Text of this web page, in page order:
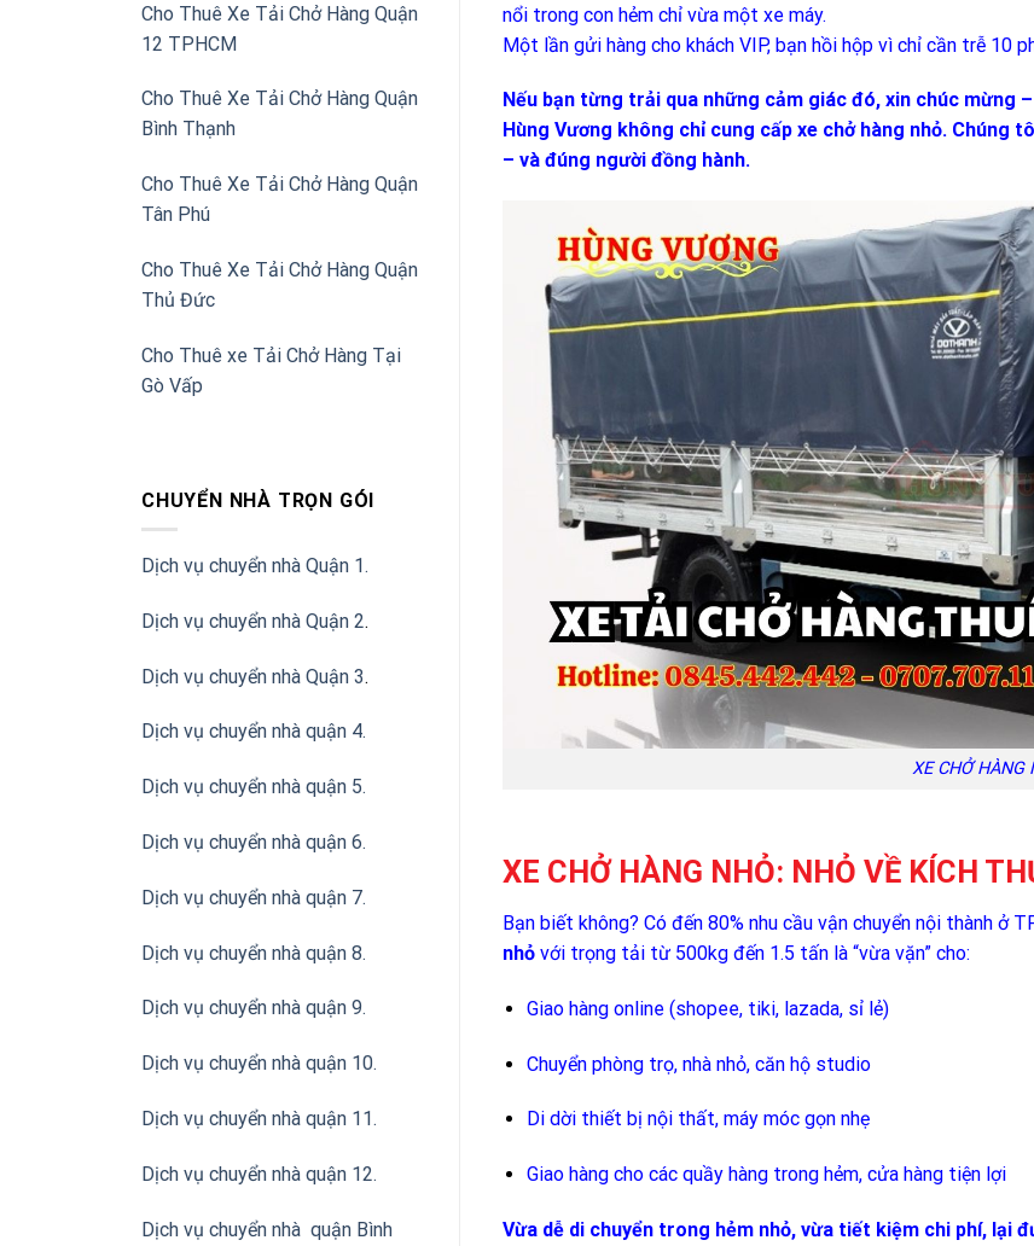
Cho Thuê Xe Tải Chở Hàng Quận
12 TPHCM
Cho Thuê Xe Tải Chở Hàng Quận
Bình Thạnh
Cho Thuê Xe Tải Chở Hàng Quận
Tân Phú
Cho Thuê Xe Tải Chở Hàng Quận
Thủ Đức
Cho Thuê xe Tải Chở Hàng Tại
Gò Vấp
CHUYỂN NHÀ TRỌN GÓI
Dịch vụ chuyển nhà Quận 1.
Dịch vụ chuyển nhà Quận 2.
Dịch vụ chuyển nhà Quận 3.
Dịch vụ chuyển nhà quận 4.
Dịch vụ chuyển nhà quận 5.
Dịch vụ chuyển nhà quận 6.
Dịch vụ chuyển nhà quận 7.
Dịch vụ chuyển nhà quận 8.
Dịch vụ chuyển nhà quận 9.
Dịch vụ chuyển nhà quận 10.
Dịch vụ chuyển nhà quận 11.
Dịch vụ chuyển nhà quận 12.
Dịch vụ chuyển nhà quận Bình
nổi trong con hẻm chỉ vừa một xe máy.
Một lần gửi hàng cho khách VIP, bạn hồi hộp vì chỉ cần trễ 10
Nếu bạn từng trải qua những cảm giác đó, xin chúc mừng
Hùng Vương không chỉ cung cấp xe chở hàng nhỏ. Chúng
– và đúng người đồng hành.
XE CHỞ HÀNG
XE CHỞ HÀNG NHỎ: NHỎ VỀ KÍCH
Bạn biết không? Có đến 80% nhu cầu vận chuyển nội thành ở
nhỏvới trọng tải từ 500kg đến 1.5 tấn là “vừa vặn” cho:
Giao hàng online (shopee, tiki, lazada, sỉ lẻ)
Chuyển phòng trọ, nhà nhỏ, căn hộ studio
Di dời thiết bị nội thất, máy móc gọn nhẹ
Giao hàng cho các quầy hàng trong hẻm, cửa hàng tiện lợi
Vừa dễ di chuyển trong hẻm nhỏ, vừa tiết kiệm chi phí, lại